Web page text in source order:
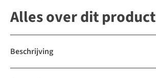
Alles over dit product
Beschrijving